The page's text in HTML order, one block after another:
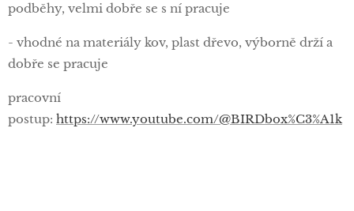
podběhy, velmi dobře se s ní pracuje
- vhodné na materiály kov, plast dřevo, výborně drží a
dobře se pracuje
pracovní
postup: https://www.youtube.com/@BIRDbox%C3%A1k